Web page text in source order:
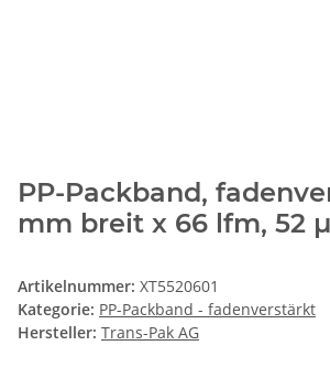
PP-Packband,
mm breit x 66 lfm, 52
Artikelnummer: XT5520601
Kategorie: PP-Packband - fadenverstärkt
Hersteller: Trans-Pak AG